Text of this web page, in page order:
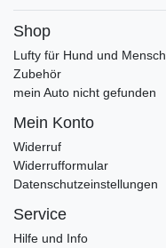
Shop
Lufty für Hund und Mensch
Zubehör
mein Auto nicht gefunden
Mein Konto
Widerruf
Widerrufformular
Datenschutzeinstellungen
Service
Hilfe und Info